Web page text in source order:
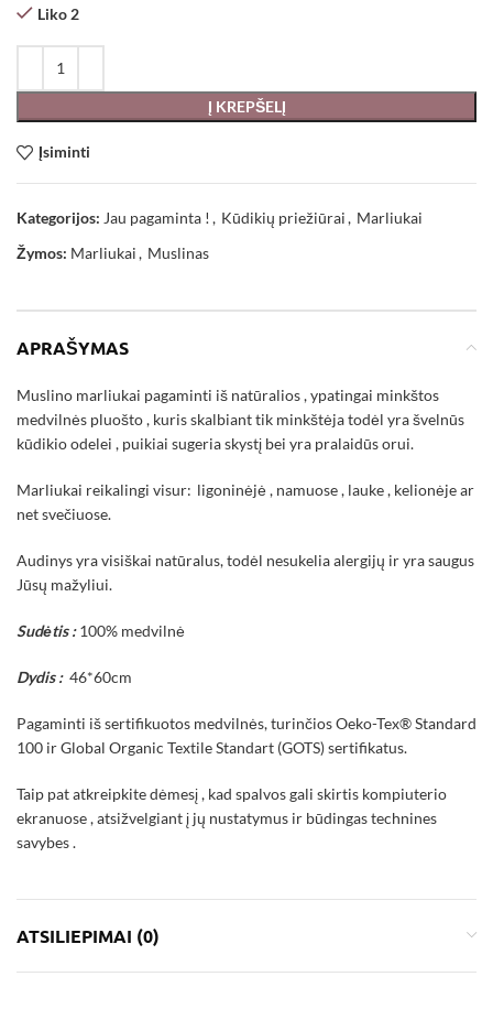
Liko 2
Į KREPŠELĮ
Įsiminti
Kategorijos: Jau pagaminta ! , Kūdikių priežiūrai, Marliukai
Žymos: Marliukai, Muslinas
APRAŠYMAS
Muslino marliukai pagaminti iš natūralios , ypatingai minkštos
medvilnės pluošto , kuris skalbiant tik minkštėja todėl yra švelnūs
kūdikio odelei , puikiai sugeria skystį bei yra pralaidūs orui.
Marliukai reikalingi visur: ligoninėjė , namuose , lauke , kelionėje ar
net svečiuose.
Audinys yra visiškai natūralus, todėl nesukelia alergijų ir yra saugus
Jūsų mažyliui.
Sudėtis :100% medvilnė
Dydis : 46*60cm
Pagaminti iš sertifikuotos medvilnės, turinčios Oeko-Tex® Standard
100 ir Global Organic Textile Standart (GOTS) sertifikatus.
Taip pat atkreipkite dėmesį , kad spalvos gali skirtis kompiuterio
ekranuose , atsižvelgiant į jų nustatymus ir būdingas technines
savybes .
ATSILIEPIMAI (0)